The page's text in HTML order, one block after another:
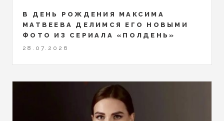
В ДЕНЬ РОЖДЕНИЯ МАКСИМА
МАТВЕЕВА ДЕЛИМСЯ ЕГО НОВЫМИ
ФОТО ИЗ СЕРИАЛА «ПОЛДЕНЬ»
28.07.2026